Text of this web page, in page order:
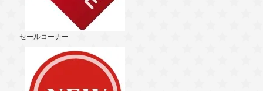
セールコーナー